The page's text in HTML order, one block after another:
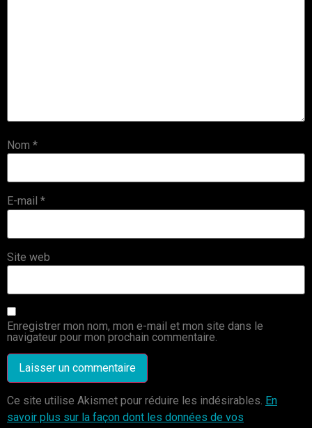
Nom *
E-mail *
Site web
Enregistrer mon nom, mon e-mail et mon site dans le
navigateur pour mon prochain commentaire.
Ce site utilise Akismet pour réduire les indésirables. En
savoir plus sur la façon dont les données de vos